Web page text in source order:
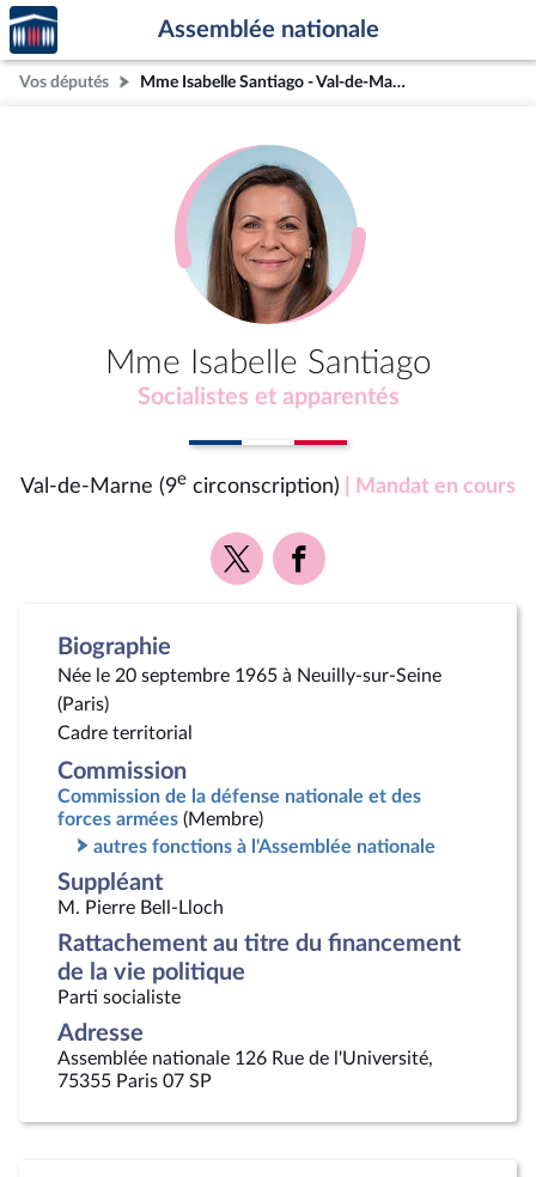
Aller au contenu
Aller en bas de la page
Accèder
à la
page
d'accueil
Assemblée nationale
Vos députés Mme Isabelle Santiago - Val-de-Marne (9e circonscription)
Mme Isabelle Santiago
Socialistes et apparentés
Val-de-Marne (9e circonscription) | Mandat en cours
Voir
la
Voir
la
Biographie
Née le 20 septembre 1965 à Neuilly-sur-Seine
(Paris)
Cadre territorial
Commission
Commission de la défense nationale et des
forces armées (Membre)
autres fonctions à l'Assemblée nationale
Suppléant
M. Pierre Bell-Lloch
Rattachement au titre du financement
de la vie politique
Parti socialiste
Adresse
Assemblée nationale 126 Rue de l'Université,
75355 Paris 07 SP